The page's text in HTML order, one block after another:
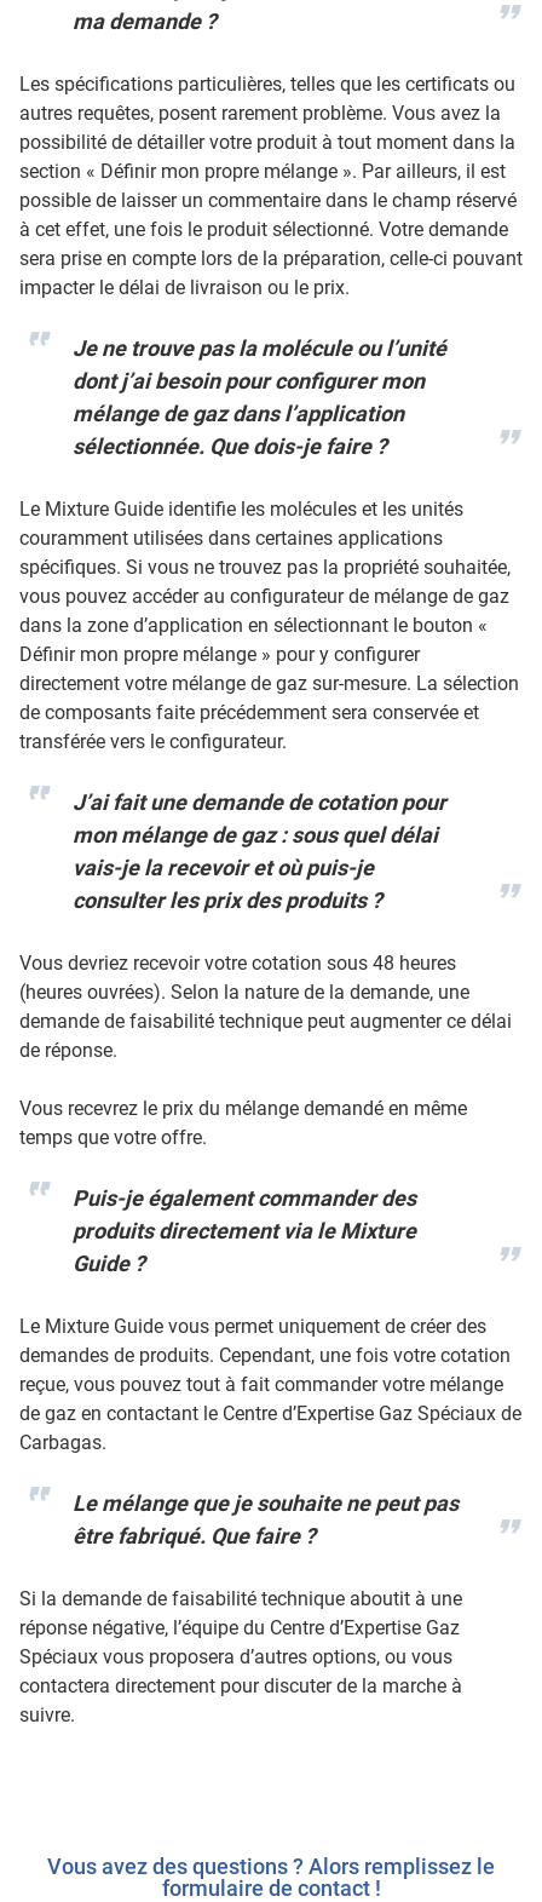
ma demande ?
Les spécifications particulières, telles que les certificats ou
autres requêtes, posent rarement problème. Vous avez la
possibilité de détailler votre produit à tout moment dans la
section « Définir mon propre mélange ». Par ailleurs, il est
possible de laisser un commentaire dans le champ réservé
à cet effet, une fois le produit sélectionné. Votre demande
sera prise en compte lors de la préparation, celle-ci pouvant
impacter le délai de livraison ou le prix.
Je ne trouve pas la molécule ou l’unité
dont j’ai besoin pour configurer mon
mélange de gaz dans l’application
sélectionnée. Que dois-je faire ?
Le Mixture Guide identifie les molécules et les unités
couramment utilisées dans certaines applications
spécifiques. Si vous ne trouvez pas la propriété souhaitée,
vous pouvez accéder au configurateur de mélange de gaz
dans la zone d’application en sélectionnant le bouton «
Définir mon propre mélange » pour y configurer
directement votre mélange de gaz sur-mesure. La sélection
de composants faite précédemment sera conservée et
transférée vers le configurateur.
J’ai fait une demande de cotation pour
mon mélange de gaz : sous quel délai
vais-je la recevoir et où puis-je
consulter les prix des produits ?
Vous devriez recevoir votre cotation sous 48 heures
(heures ouvrées). Selon la nature de la demande, une
demande de faisabilité technique peut augmenter ce délai
de réponse.
Vous recevrez le prix du mélange demandé en même
temps que votre offre.
Puis-je également commander des
produits directement via le Mixture
Guide ?
Le Mixture Guide vous permet uniquement de créer des
demandes de produits. Cependant, une fois votre cotation
reçue, vous pouvez tout à fait commander votre mélange
de gaz en contactant le Centre d’Expertise Gaz Spéciaux de
Carbagas.
Le mélange que je souhaite ne peut pas
être fabriqué. Que faire ?
Si la demande de faisabilité technique aboutit à une
réponse négative, l’équipe du Centre d’Expertise Gaz
Spéciaux vous proposera d’autres options, ou vous
contactera directement pour discuter de la marche à
suivre.
Vous avez des questions ? Alors remplissez le
formulaire de contact !